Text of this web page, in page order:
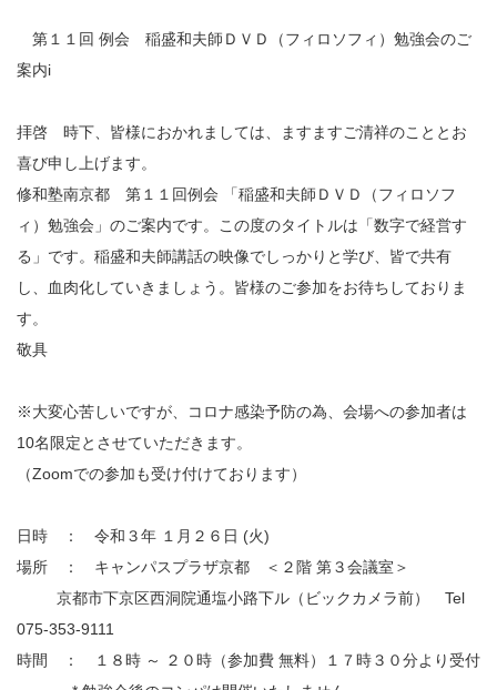
第１１回 例会 稲盛和夫師ＤＶＤ（フィロソフィ）勉強会のご
案内i
拝啓 時下、皆様におかれましては、ますますご清祥のこととお
喜び申し上げます。
修和塾南京都 第１１回例会 「稲盛和夫師ＤＶＤ（フィロソフ
ィ）勉強会」のご案内です。この度のタイトルは「数字で経営す
る」です。稲盛和夫師講話の映像でしっかりと学び、皆で共有
し、血肉化していきましょう。皆様のご参加をお待ちしておりま
す。
敬具
※大変心苦しいですが、コロナ感染予防の為、会場への参加者は
10名限定とさせていただきます。
（Zoomでの参加も受け付けております）
日時 ： 令和３年 １月２６日 (火)
場所 ： キャンパスプラザ京都 ＜２階 第３会議室＞
京都市下京区西洞院通塩小路下ル（ビックカメラ前） Tel
075-353-9111
時間 ： １８時 ～ ２０時（参加費 無料）１７時３０分より受付